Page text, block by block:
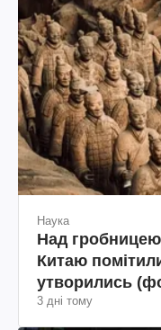
Наука
Над
Китаю
утворились
3 дні тому